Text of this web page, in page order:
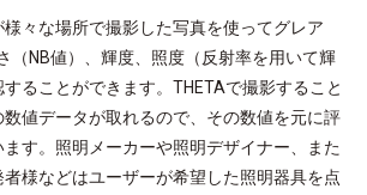
々な場所で撮影した写真を使ってグレア
（NB値）、輝度、照度（反射率を用いて輝
ることができます。THETAで撮影すること
値データが取れるので、その数値を元に評
す。照明メーカーや照明デザイナー、また
様などはユーザーが希望した照明器具を点